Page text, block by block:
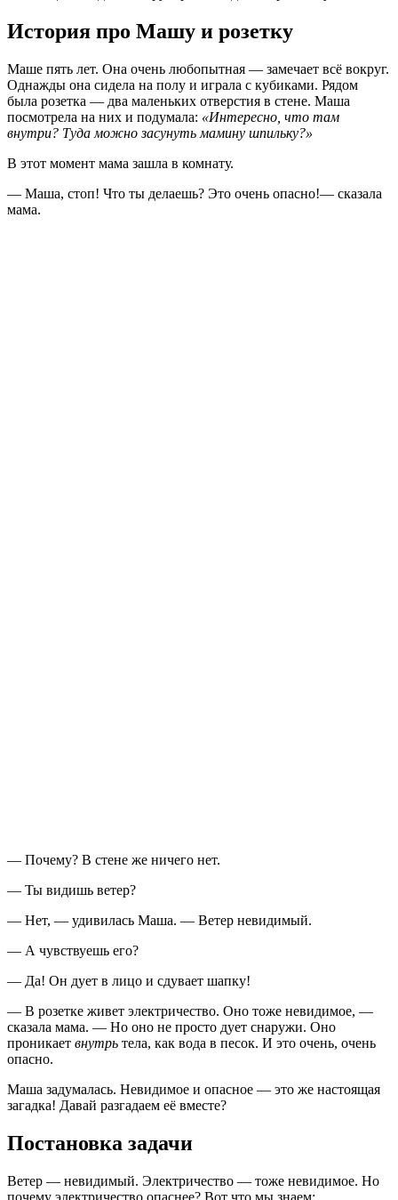
История про Машу и розетку
Маше пять лет. Она очень любопытная — замечает всё вокруг.
Однажды она сидела на полу и играла с кубиками. Рядом
была розетка — два маленьких отверстия в стене. Маша
посмотрела на них и подумала: «Интересно, что там
внутри? Туда можно засунуть мамину шпильку?»
В этот момент мама зашла в комнату.
— Маша, стоп! Что ты делаешь? Это очень опасно!— сказала
мама.
— Почему? В стене же ничего нет.
— Ты видишь ветер?
— Нет, — удивилась Маша. — Ветер невидимый.
— А чувствуешь его?
— Да! Он дует в лицо и сдувает шапку!
— В розетке живет электричество. Оно тоже невидимое, —
сказала мама. — Но оно не просто дует снаружи. Оно
проникает внутрь тела, как вода в песок. И это очень, очень
опасно.
Маша задумалась. Невидимое и опасное — это же настоящая
загадка! Давай разгадаем её вместе?
Постановка задачи
Ветер — невидимый. Электричество — тоже невидимое. Но
почему электричество опаснее? Вот что мы знаем: